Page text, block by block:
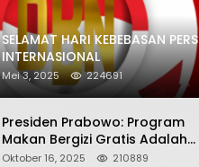
SELAMAT HARI KEBEBASAN PERS
INTERNASIONAL
Mei 3, 2025 224691
Presiden Prabowo: Program
Makan Bergizi Gratis Adalah
Investasi untuk Masa Depan
Oktober 16, 2025 210889